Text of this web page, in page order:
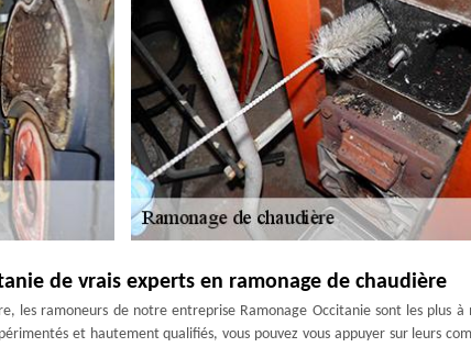
de vrais experts en ramonage de chaudière
les ramoneurs de notre entreprise Ramonage Occitanie sont les plus à
et hautement qualifiés, vous pouvez vous appuyer sur leurs